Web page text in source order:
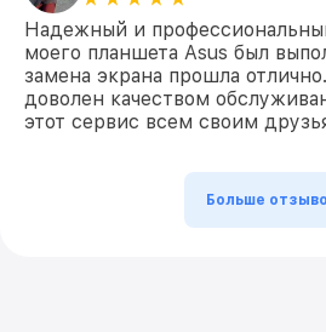
Надежный и
моего планшета Asus был
замена экрана прошла
доволен качеством
этот сервис всем своим
Больше